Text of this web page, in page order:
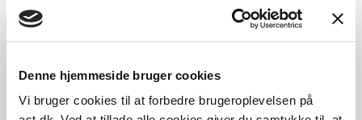
Denne hjemmeside bruger cookies
Vi bruger cookies til at forbedre brugeroplevelsen på
Det vil blandt andet afhænge af, hvilken struktur disse
adoptioner vil skulle afsluttes i efter DIA’s ophør, da de
rækker ud over DIA’s forventede afviklingsperiode. Det vil
afgiverlandene vil fortsætte samarbejdet med DIA i